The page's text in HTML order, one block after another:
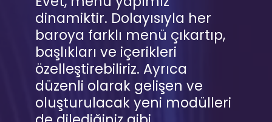
dinamiktir. Dolayısıyla her
baroya farklı menü çıkartıp,
başlıkları ve içerikleri
özelleştirebiliriz. Ayrıca
düzenli olarak gelişen ve
oluşturulacak yeni modülleri